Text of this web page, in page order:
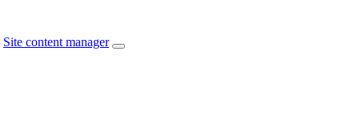
Site content manager